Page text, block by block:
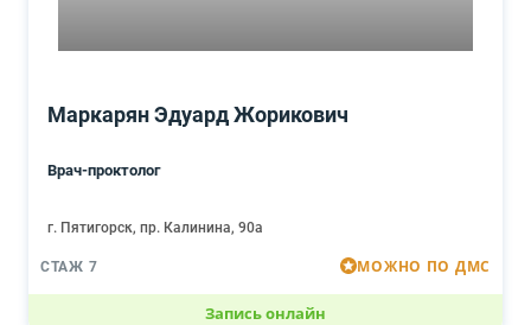
Маркарян Эдуард Жорикович
Врач-проктолог
г. Пятигорск, пр. Калинина, 90а
СТАЖ 7 МОЖНО ПО ДМС
Запись онлайн